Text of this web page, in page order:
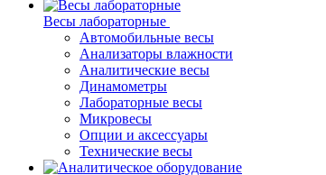
Весы лабораторные
Автомобильные весы
Анализаторы влажности
Аналитические весы
Динамометры
Лабораторные весы
Микровесы
Опции и аксессуары
Технические весы